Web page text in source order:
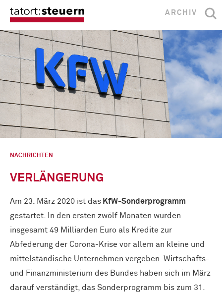
ARCHIV
NACHRICHTEN
VERLÄNGERUNG
Am 23. März 2020 ist das KfW-Sonder­programm
gestartet. In den ersten zwölf Monaten wurden
insgesamt 49 Milliarden Euro als Kredite zur
Abfederung der Corona-Krise vor allem an kleine und
mittelständische Unternehmen vergeben. Wirtschafts-
und Finanzministerium des Bundes haben sich im März
darauf verständigt, das Sonderprogramm bis zum 31.